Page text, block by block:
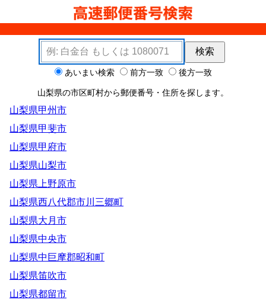
検索キーワード
検索
検索オプション あいまい検索 前方一致 後方一致
山梨県の市区町村から郵便番号・住所を探します。
山梨県甲州市
山梨県甲斐市
山梨県甲府市
山梨県山梨市
山梨県上野原市
山梨県西八代郡市川三郷町
山梨県大月市
山梨県中央市
山梨県中巨摩郡昭和町
山梨県笛吹市
山梨県都留市